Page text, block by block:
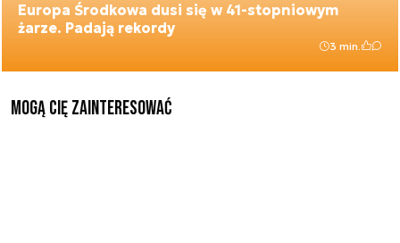
Europa Środkowa dusi się w 41-stopniowym
żarze. Padają rekordy
3 min.
Mogą Cię zainteresować